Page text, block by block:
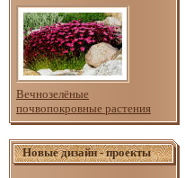
Вечнозелёные
почвопокровные растения
Новые дизайн - проекты